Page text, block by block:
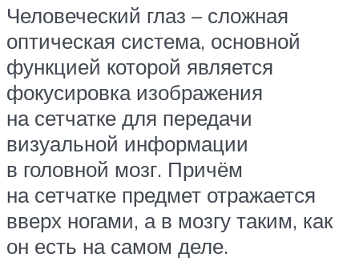
Человеческий глаз – сложная
оптическая система, основной
функцией которой является
фокусировка изображения
на сетчатке для передачи
визуальной информации
в головной мозг. Причём
на сетчатке предмет отражается
вверх ногами, а в мозгу таким, как
он есть на самом деле.